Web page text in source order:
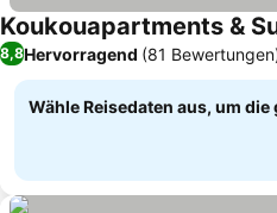
Koukouapartments &
8,8Hervorragend (81
Wähle Reisedaten aus, um